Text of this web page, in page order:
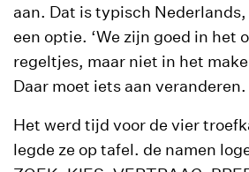
aan. Dat is typisch
een optie. ‘We zijn goed in het
regeltjes, maar niet in het
Daar moet iets aan veranderen.
Het werd tijd voor de vier
legde ze op tafel. de namen